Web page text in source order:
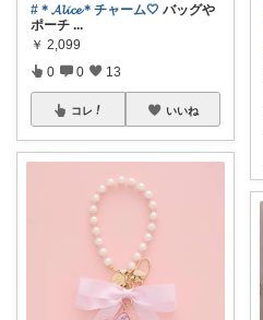
#＊𝓐𝓵𝓲𝓬𝓮＊チャーム🤍 バッグや
ポーチ ...
￥ 2,099
0 0 13
コレ いいね